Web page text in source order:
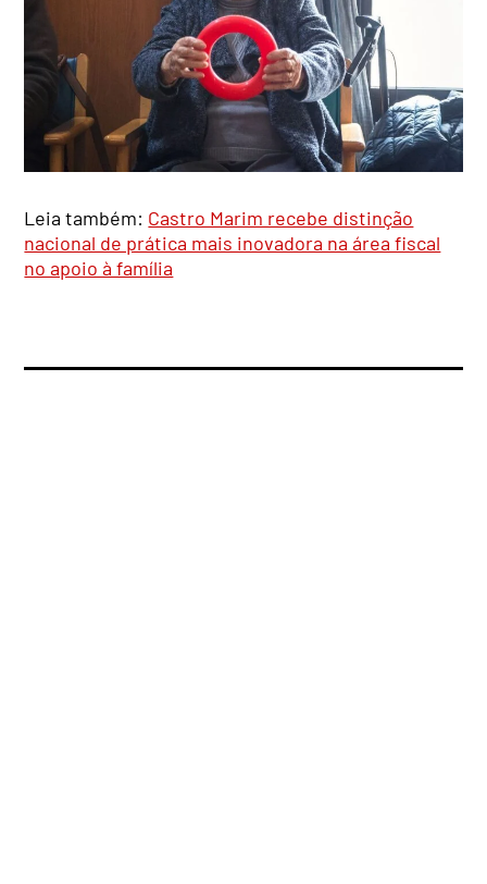
Leia também: Castro Marim recebe distinção
nacional de prática mais inovadora na área fiscal
no apoio à família